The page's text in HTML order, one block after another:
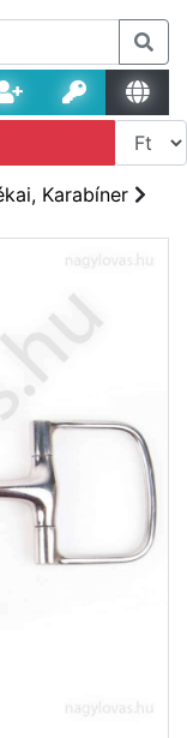
Karabíner